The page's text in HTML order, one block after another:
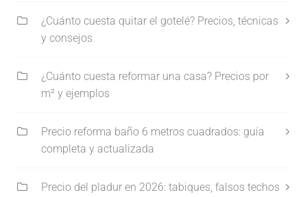
¿Cuánto cuesta quitar el gotelé? Precios, técnicas
y consejos
¿Cuánto cuesta reformar una casa? Precios por
m² y ejemplos
Precio reforma baño 6 metros cuadrados: guía
completa y actualizada
Precio del pladur en 2026: tabiques, falsos techos